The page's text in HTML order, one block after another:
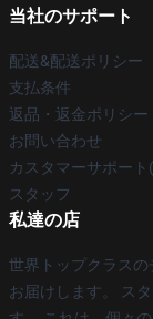
当社のサポート
配送&配送ポリシー
支払条件
返品・返金ポリシー
お問い合わせ
カスタマーサポート
スタッフ
私達の店
世界トップクラス
お届けします。 ス